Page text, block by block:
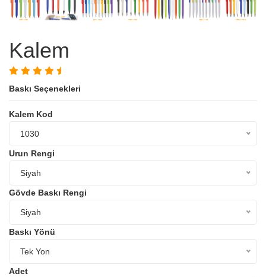
Kalem
Baskı Seçenekleri
Kalem Kod
1030
Urun Rengi
Siyah
Gövde Baskı Rengi
Siyah
Baskı Yönü
Tek Yon
Adet